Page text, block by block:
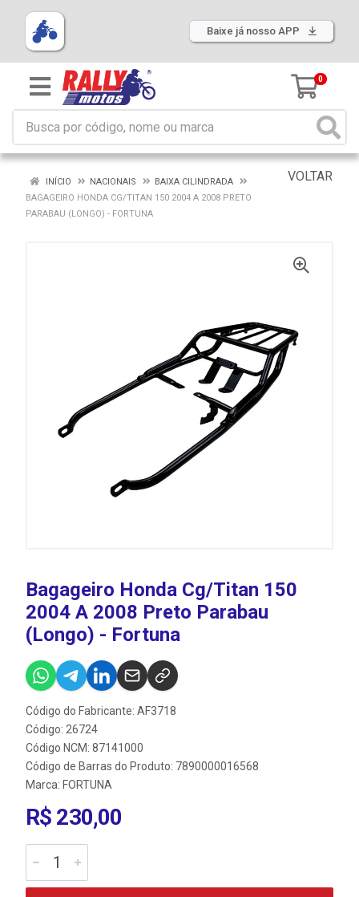
Baixe já nosso APP
0
VOLTAR
INÍCIO NACIONAIS
BAIXA CILINDRADA
BAGAGEIRO HONDA CG/TITAN 150 2004 A 2008 PRETO
PARABAU (LONGO) - FORTUNA
Bagageiro Honda Cg/Titan 150
2004 A 2008 Preto Parabau
(Longo) - Fortuna
Código do Fabricante: AF3718
Código: 26724
Código NCM: 87141000
Código de Barras do Produto: 7890000016568
Marca: FORTUNA
R$ 230,00